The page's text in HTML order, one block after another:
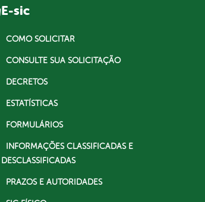
E-sic
COMO SOLICITAR
CONSULTE SUA SOLICITAÇÃO
DECRETOS
ESTATÍSTICAS
FORMULÁRIOS
INFORMAÇÕES CLASSIFICADAS E
DESCLASSIFICADAS
PRAZOS E AUTORIDADES